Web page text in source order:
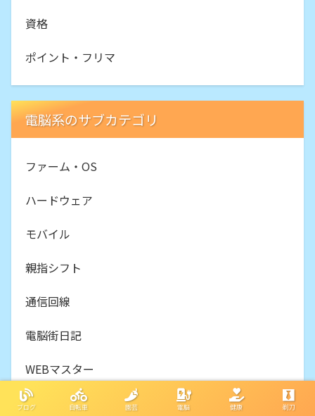
資格
ポイント・フリマ
電脳系のサブカテゴリ
ファーム・OS
ハードウェア
モバイル
親指シフト
通信回線
電脳街日記
WEBマスター
ブログ 自転車 園芸 電脳 健康 剃刀